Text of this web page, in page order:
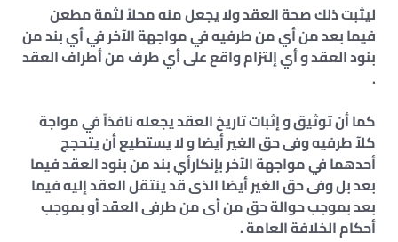
ليثبت ذلك صحة العقد ولا يجعل منه محلاً لثمة مطعن
فيما بعد من أي من طرفيه في مواجهة الآخر في أي بند من
بنود العقد و أي إلتزام واقع على أي طرف من أطراف العقد
.
كما أن توثيق و إثبات تاريخ العقد يجعله نافذاً في مواجة
كلآ طرفيه وفى حق الغير أيضا و لا يستطيع أن يتحجج
أحدهما في مواجهة الآخر بإنكارأي بند من بنود العقد فيما
بعد بل وفى حق الغير أيضا الذى قد ينتقل العقد إليه فيما
بعد بموجب حوالة حق من أى من طرفى العقد أو بموجب
أحكام الخلافة العامة .